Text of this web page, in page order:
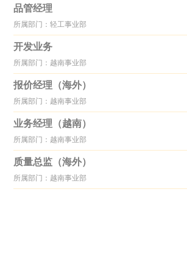
品管经理
所属部门：轻工事业部
开发业务
所属部门：越南事业部
报价经理（海外）
所属部门：越南事业部
业务经理（越南）
所属部门：越南事业部
质量总监（海外）
所属部门：越南事业部